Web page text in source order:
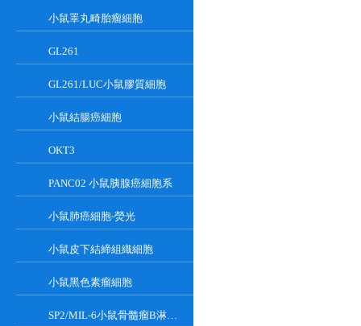
小鼠睪丸畸胎瘤細胞
GL261
GL261/LUC小鼠膠質細胞
小鼠結腸癌細胞
OKT3
PANC02 小鼠胰腺癌細胞系
小鼠肺癌細胞-熒光
小鼠皮下結締組織細胞
小鼠黑色素瘤細胞
SP2/MIL-6小鼠骨髓瘤B淋巴懸浮細胞系